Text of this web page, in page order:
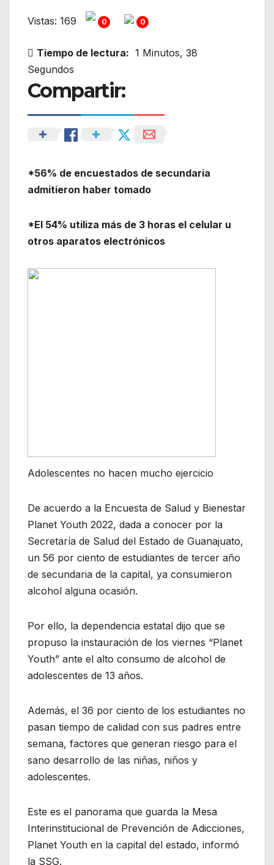
Vistas: 169 0 0
Tiempo de lectura: 1 Minutos, 38
Segundos
Compartir:
*56% de encuestados de secundaria
admitieron haber tomado
*El 54% utiliza más de 3 horas el celular u
otros aparatos electrónicos
Adolescentes no hacen mucho ejercicio
De acuerdo a la Encuesta de Salud y Bienestar
Planet Youth 2022, dada a conocer por la
Secretaría de Salud del Estado de Guanajuato,
un 56 por ciento de estudiantes de tercer año
de secundaria de la capital, ya consumieron
alcohol alguna ocasión.
Por ello, la dependencia estatal dijo que se
propuso la instauración de los viernes “Planet
Youth” ante el alto consumo de alcohol de
adolescentes de 13 años.
Además, el 36 por ciento de los estudiantes no
pasan tiempo de calidad con sus padres entre
semana, factores que generan riesgo para el
sano desarrollo de las niñas, niños y
adolescentes.
Este es el panorama que guarda la Mesa
Interinstitucional de Prevención de Adicciones,
Planet Youth en la capital del estado, informó
la SSG.